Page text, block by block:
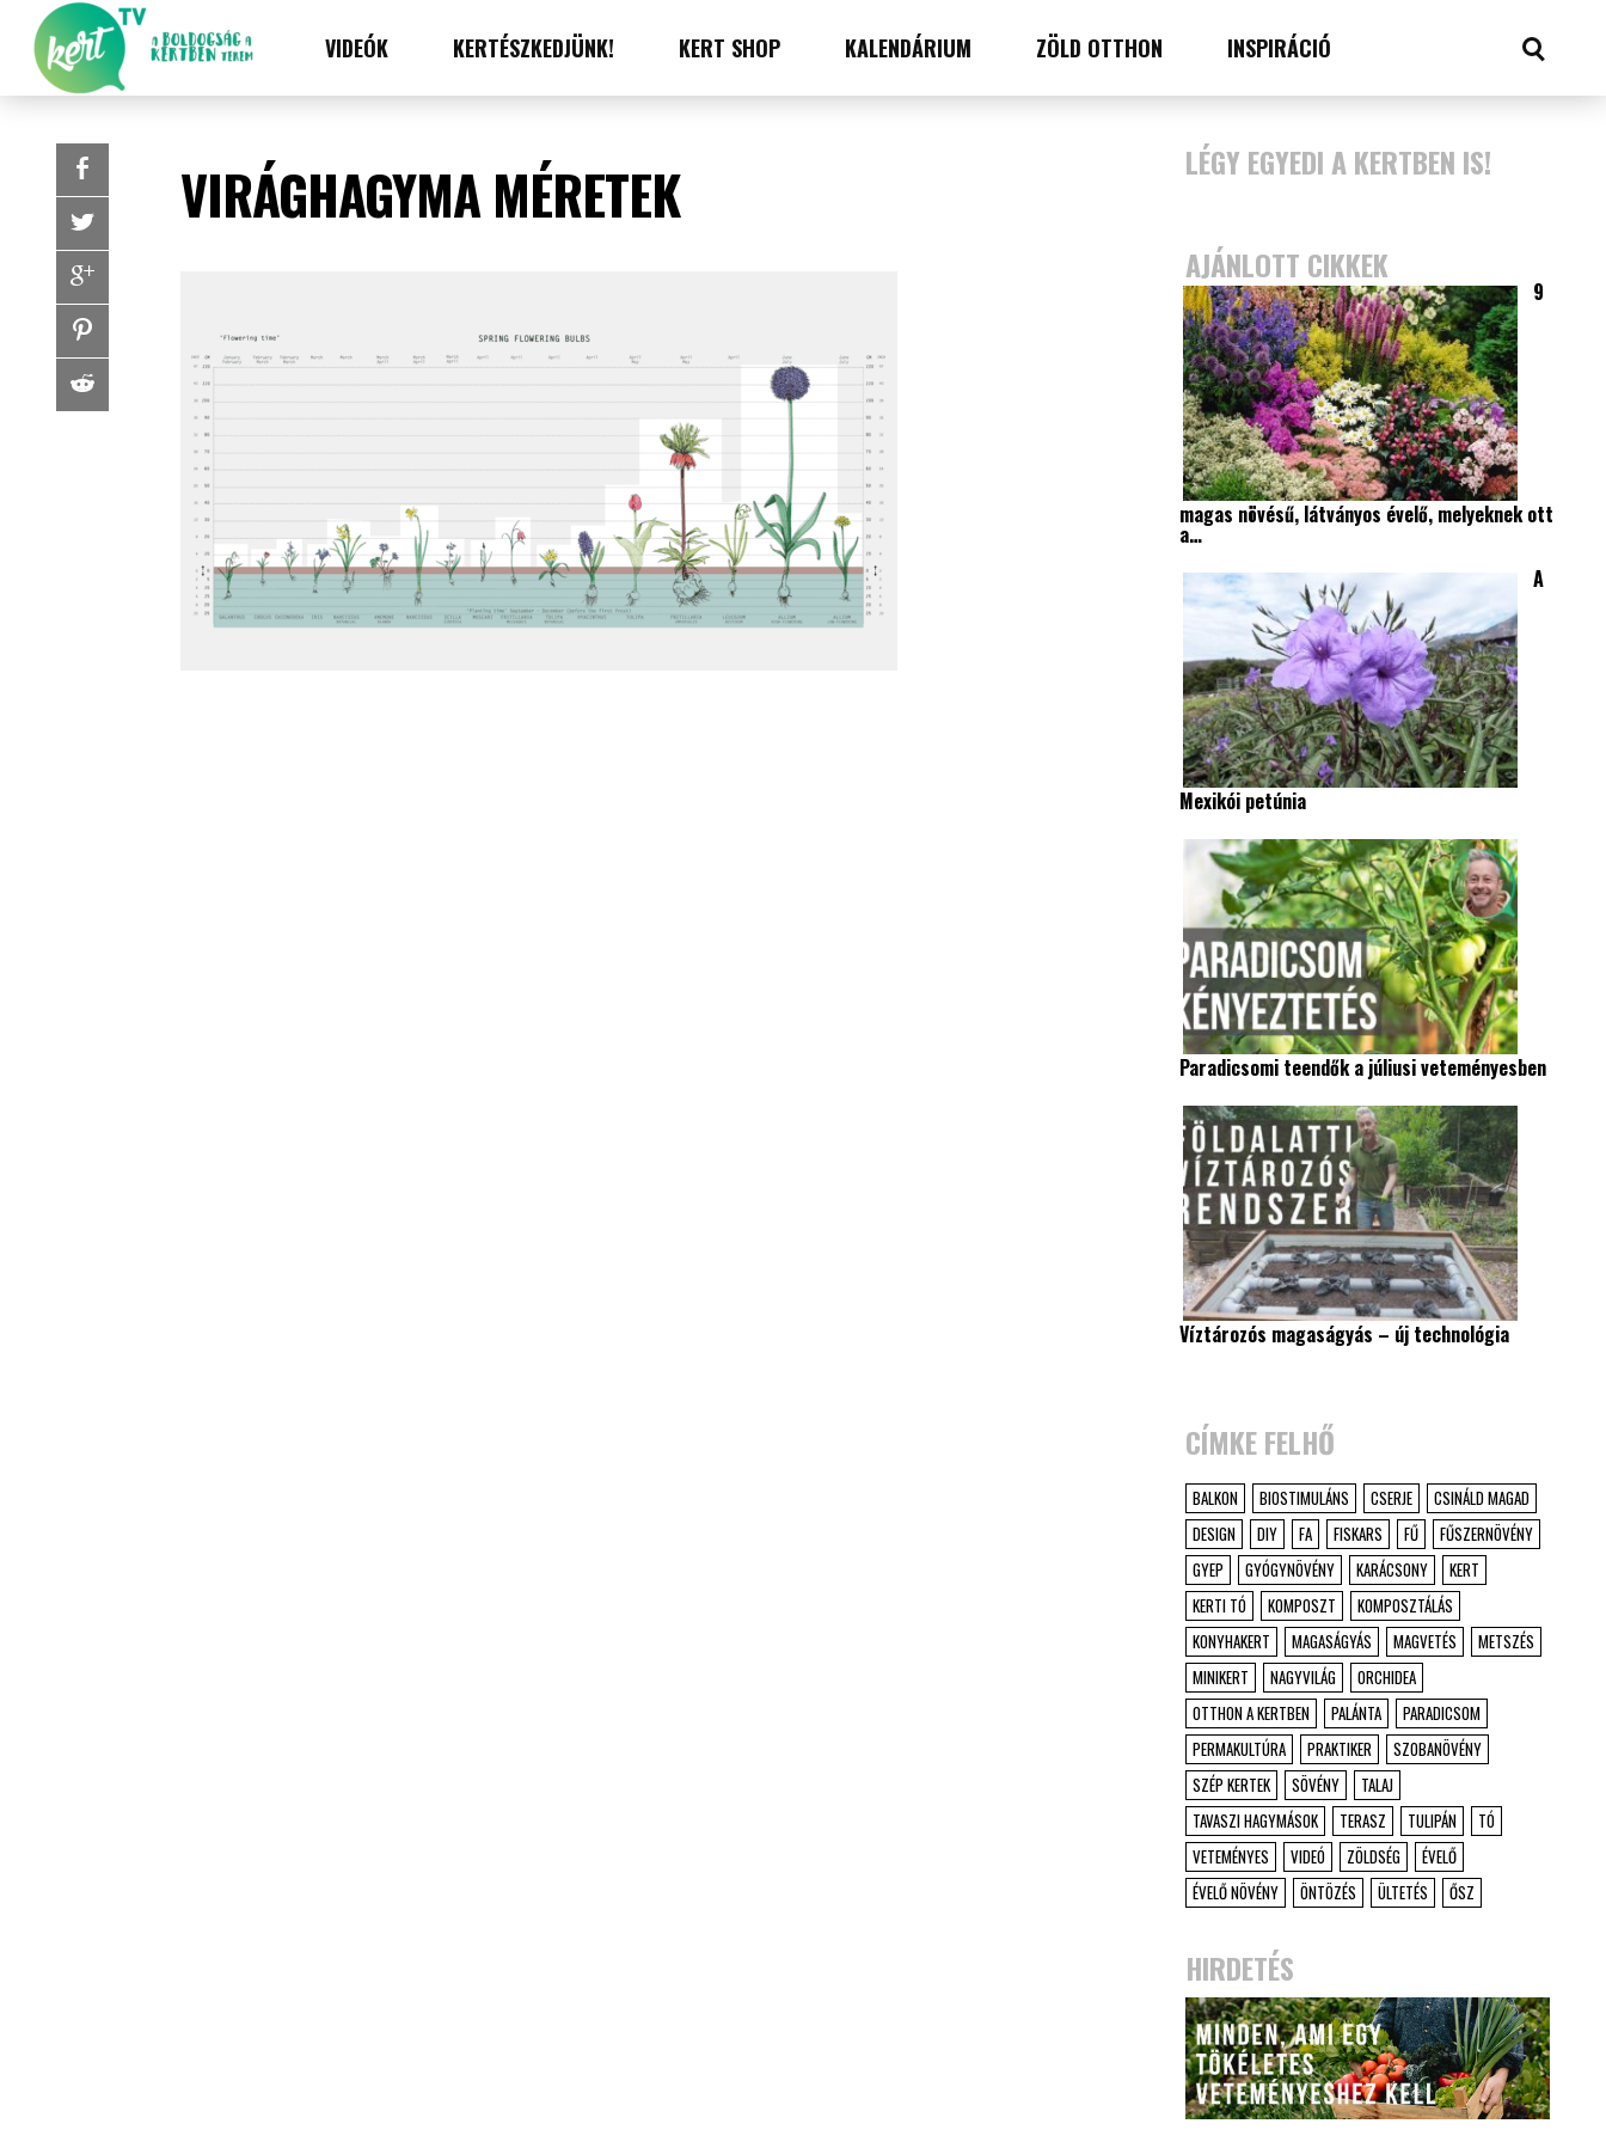
VIDEÓK KERTÉSZKEDJÜNK! KERT SHOP KALENDÁRIUM ZÖLD OTTHON INSPIRÁCIÓ
VIRÁGHAGYMA MÉRETEK LÉGY EGYEDI A KERTBEN IS!
AJÁNLOTT CIKKEK
9
magas növésű, látványos évelő, melyeknek ott
a…
A
Mexikói petúnia
Paradicsomi teendők a júliusi veteményesben
Víztározós magaságyás – új technológia
CÍMKE FELHŐ
BALKON BIOSTIMULÁNS CSERJE
CSINÁLD MAGAD
DESIGN
DIY FA FISKARS FŰ
FŰSZERNÖVÉNY
GYEP
GYÓGYNÖVÉNY KARÁCSONY
KERT
KERTI TÓ
KOMPOSZT
KOMPOSZTÁLÁS
KONYHAKERT
MAGASÁGYÁS MAGVETÉS
METSZÉS
MINIKERT
NAGYVILÁG
ORCHIDEA
OTTHON A KERTBEN
PALÁNTA
PARADICSOM
PERMAKULTÚRA
PRAKTIKER
SZOBANÖVÉNY
SZÉP KERTEK
SÖVÉNY
TALAJ
TAVASZI HAGYMÁSOK
TERASZ TULIPÁN
TÓ
VETEMÉNYES
VIDEÓ ZÖLDSÉG
ÉVELŐ
ÉVELŐ NÖVÉNY
ÖNTÖZÉS ÜLTETÉS ŐSZ
HIRDETÉS